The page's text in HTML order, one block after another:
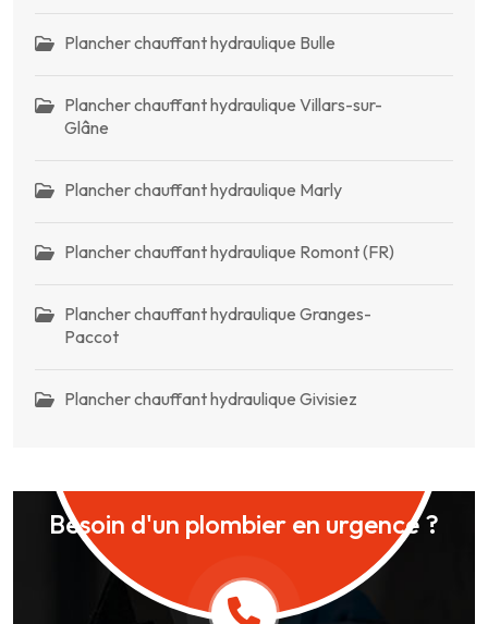
Plancher chauffant hydraulique Bulle
Plancher chauffant hydraulique Villars-sur-
Glâne
Plancher chauffant hydraulique Marly
Plancher chauffant hydraulique Romont (FR)
Plancher chauffant hydraulique Granges-
Paccot
Plancher chauffant hydraulique Givisiez
Besoin d'un plombier en urgence ?